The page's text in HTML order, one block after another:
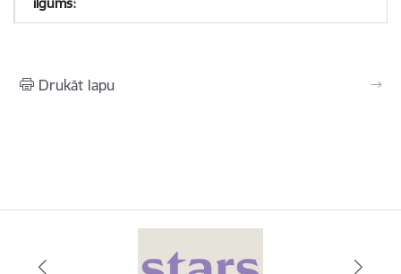
Drukāt lapu